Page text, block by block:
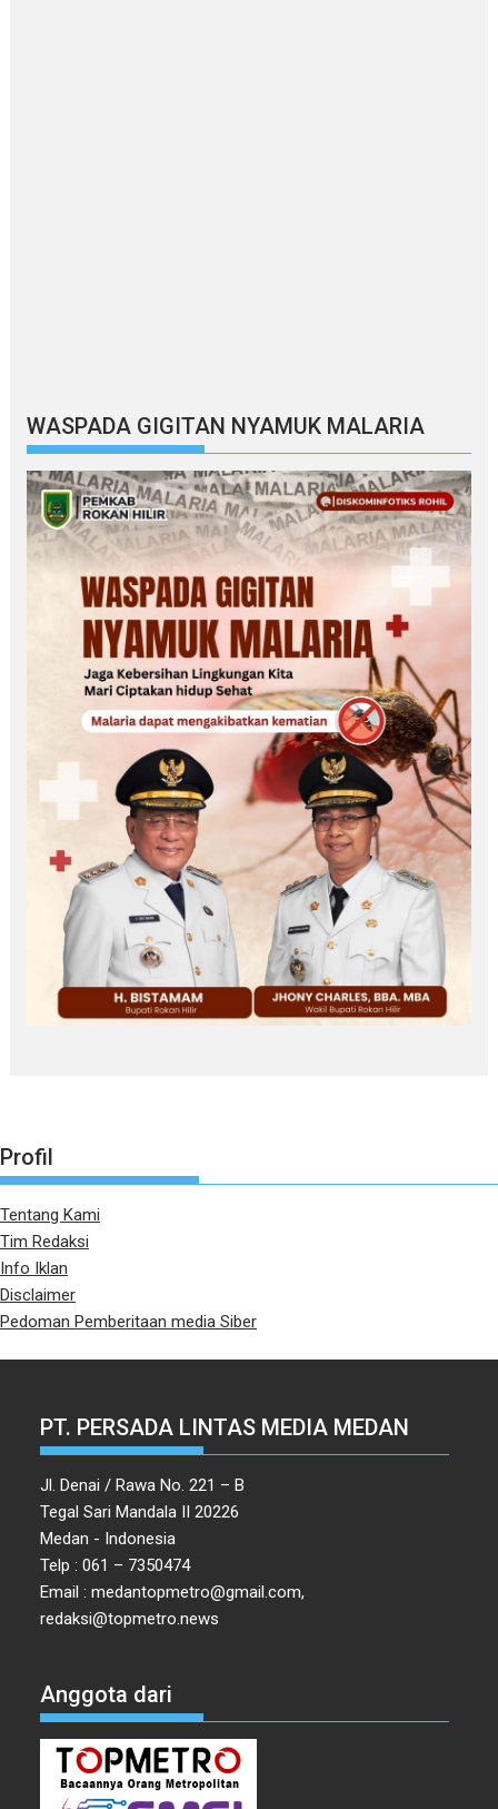
WASPADA GIGITAN NYAMUK MALARIA
Profil
Tentang Kami
Tim Redaksi
Info Iklan
Disclaimer
Pedoman Pemberitaan media Siber
PT. PERSADA LINTAS MEDIA MEDAN
Jl. Denai / Rawa No. 221 – B
Tegal Sari Mandala II 20226
Medan - Indonesia
Telp : 061 – 7350474
Email : medantopmetro@gmail.com,
redaksi@topmetro.news
Anggota dari